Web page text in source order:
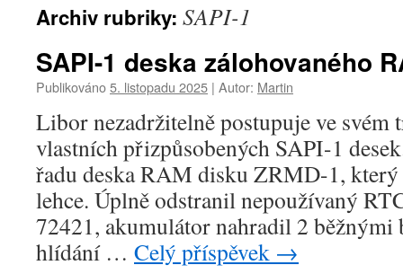
Archiv rubriky: SAPI-1
SAPI-1 deska zálohovaného
Publikováno5. listopadu 2025 | Autor: Martin
Libor nezadržitelně postupuje ve svém
vlastních přizpůsobených SAPI-1
řadu deska RAM disku ZRMD-1,
lehce. Úplně odstranil nepoužívaný
72421, akumulátor nahradil 2
hlídání … Celý příspěvek →